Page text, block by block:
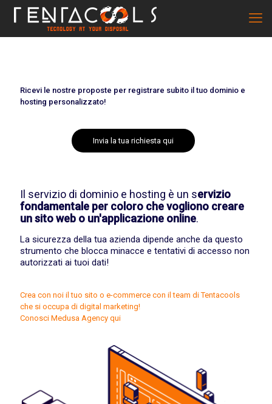
Ricevi le nostre proposte per registrare subito il tuo dominio e
hosting personalizzato!
Invia la tua richiesta qui
Il servizio di dominio e hosting è un servizio
fondamentale per coloro che vogliono creare
un sito web o un'applicazione online.
La sicurezza della tua azienda dipende anche da questo
strumento che blocca minacce e tentativi di accesso non
autorizzati ai tuoi dati!
Crea con noi il tuo sito o e-commerce con il team di Tentacools
che si occupa di digital marketing!
Conosci Medusa Agency qui